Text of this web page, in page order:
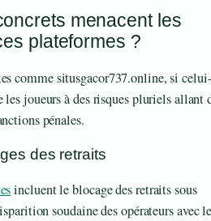
menacent les
plateformes ?
comme situsgacor737.online, si
les joueurs à des risques pluriels allant
pénales.
des retraits
incluent le blocage des retraits sous
soudaine des opérateurs avec